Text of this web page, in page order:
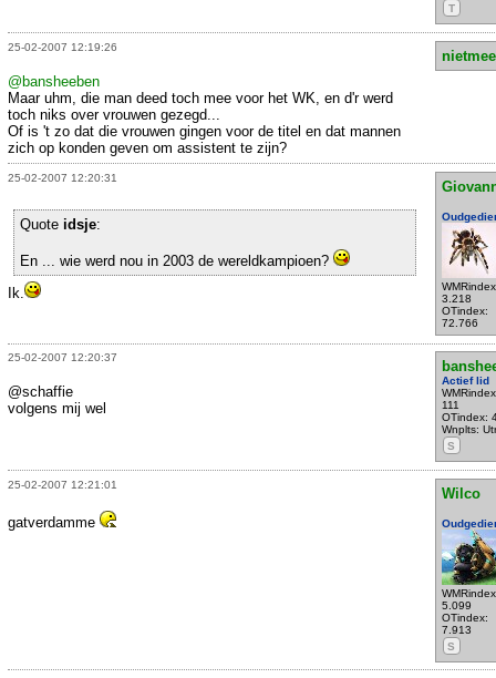
T
25-02-2007 12:19:26
@bansheeben
Maar uhm, die man deed toch mee voor het WK, en d'r werd
toch niks over vrouwen gezegd...
Of is 't zo dat die vrouwen gingen voor de titel en dat mannen
zich op konden geven om assistent te zijn?
25-02-2007 12:20:31
3.218
OTindex:
72.766
Quote idsje:
En ... wie werd nou in 2003 de wereldkampioen?
Ik.
25-02-2007 12:20:37
Actief lid
111
OTindex:
Wnplts:
S
@schaffie
volgens mij wel
25-02-2007 12:21:01
Wilco
5.099
OTindex:
7.913
S
gatverdamme